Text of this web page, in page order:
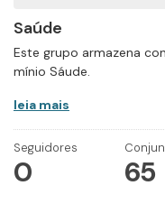
Saúde
Este grupo armazena
mínio Sáude.
leia mais
Seguidores
0 65